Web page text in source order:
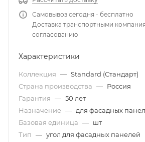
Самовывоз сегодня - бесплатно
Доставка транспортными
согласованию
Характеристики
Коллекция — Standard (Стандарт)
Страна производства — Россия
Гарантия — 50 лет
Назначение — для фасадных
Базовая единица — шт
Тип — угол для фасадных панелей